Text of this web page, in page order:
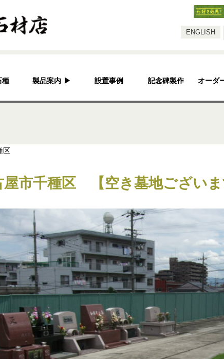
ENGLISH
種 製品案内 ▶
灯篭
骨董
その他
設置事例 記念碑製作 オーダ
区
屋市千種区 【空き墓地ござい